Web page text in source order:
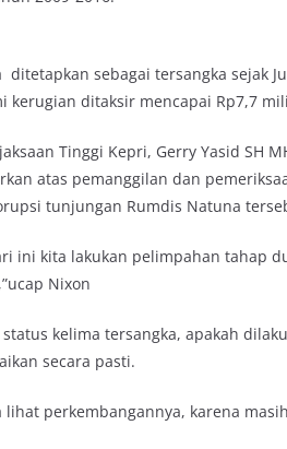
ditetapkan sebagai tersangka sejak
kerugian ditaksir mencapai Rp7,7
Tinggi Kepri, Gerry Yasid SH
atas pemanggilan dan
tunjungan Rumdis Natuna
ini kita lakukan pelimpahan tahap
Nixon
kelima tersangka, apakah
secara pasti.
lihat perkembangannya, karena